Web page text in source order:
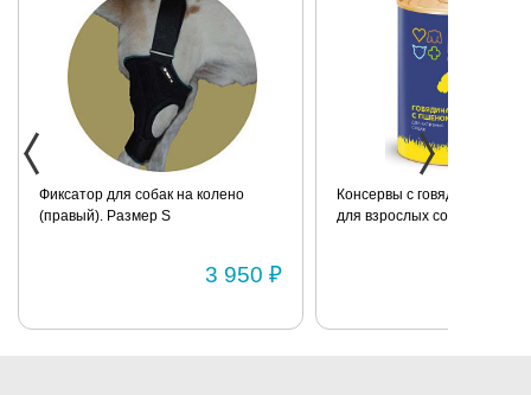
тонусе. На
роскошная
вышивка
"Корона"
украшенная
стразами.
Серебристые
лампасы на
липучках.
80% хлопок,
Фиксатор для собак на колено
(правый). Размер S
3 950 ₽
Консервы с говядиной и
для взрослых собак всех